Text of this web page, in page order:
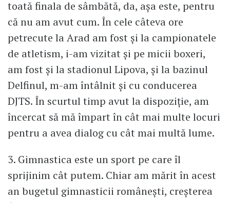
toată finala de sâmbătă, da, așa este, pentru
că nu am avut cum. În cele câteva ore
petrecute la Arad am fost și la campionatele
de atletism, i-am vizitat și pe micii boxeri,
am fost și la stadionul Lipova, și la bazinul
Delfinul, m-am întâlnit și cu conducerea
DJTS. În scurtul timp avut la dispoziție, am
încercat să mă împart în cât mai multe locuri
pentru a avea dialog cu cât mai multă lume.
3. Gimnastica este un sport pe care îl
sprijinim cât putem. Chiar am mărit în acest
an bugetul gimnasticii românești, creșterea